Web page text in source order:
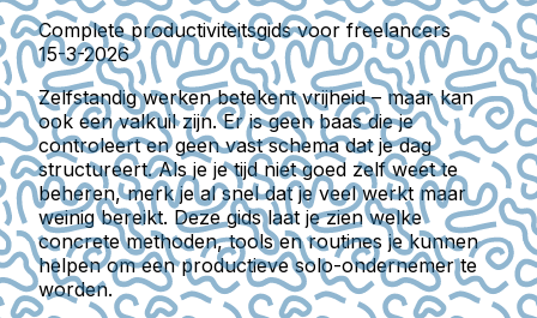
Complete productiviteitsgids voor freelancers
15-3-2026
Zelfstandig werken betekent vrijheid – maar kan
ook een valkuil zijn. Er is geen baas die je
controleert en geen vast schema dat je dag
structureert. Als je je tijd niet goed zelf weet te
beheren, merk je al snel dat je veel werkt maar
weinig bereikt. Deze gids laat je zien welke
concrete methoden, tools en routines je kunnen
helpen om een productieve solo-ondernemer te
worden.